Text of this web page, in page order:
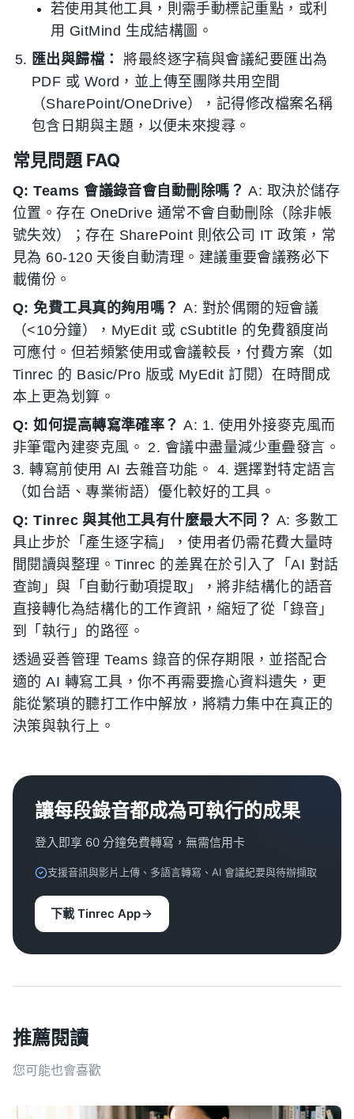
若使用其他工具，則需手動標記重點，或利
用 GitMind 生成結構圖。
匯出與歸檔：
將最終逐字稿與會議紀要匯出為
PDF 或 Word，並上傳至團隊共用空間
（SharePoint/OneDrive），記得修改檔案名稱
包含日期與主題，以便未來搜尋。
常見問題 FAQ
Q: Teams 會議錄音會自動刪除嗎？ A: 取決於儲存
位置。存在 OneDrive 通常不會自動刪除（除非帳
號失效）；存在 SharePoint 則依公司 IT 政策，常
見為 60-120 天後自動清理。建議重要會議務必下
載備份。
Q: 免費工具真的夠用嗎？ A: 對於偶爾的短會議
（<10分鐘），MyEdit 或 cSubtitle 的免費額度尚
可應付。但若頻繁使用或會議較長，付費方案（如
Tinrec 的 Basic/Pro 版或 MyEdit 訂閱）在時間成
本上更為划算。
Q: 如何提高轉寫準確率？ A: 1. 使用外接麥克風而
非筆電內建麥克風。 2. 會議中盡量減少重疊發言。
3. 轉寫前使用 AI 去雜音功能。 4. 選擇對特定語言
（如台語、專業術語）優化較好的工具。
Q: Tinrec 與其他工具有什麼最大不同？ A: 多數工
具止步於「產生逐字稿」，使用者仍需花費大量時
間閱讀與整理。Tinrec 的差異在於引入了「AI 對話
查詢」與「自動行動項提取」，將非結構化的語音
直接轉化為結構化的工作資訊，縮短了從「錄音」
到「執行」的路徑。
透過妥善管理 Teams 錄音的保存期限，並搭配合
適的 AI 轉寫工具，你不再需要擔心資料遺失，更
能從繁瑣的聽打工作中解放，將精力集中在真正的
決策與執行上。
讓每段錄音都成為可執行的成果
登入即享 60 分鐘免費轉寫，無需信用卡
支援音訊與影片上傳、多語言轉寫、AI 會議紀要與待辦擷取
下載 Tinrec App
推薦閱讀
您可能也會喜歡